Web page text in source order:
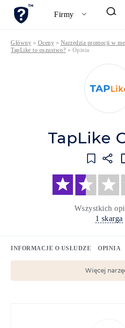
Firmy
Główny » Oceny » Narzędzia promocji w
TapLike to oszustwo? » Opinia
TapLike
Wszystkich
1 skarga
INFORMACJE O USŁUDZE OPINIA
Więcej